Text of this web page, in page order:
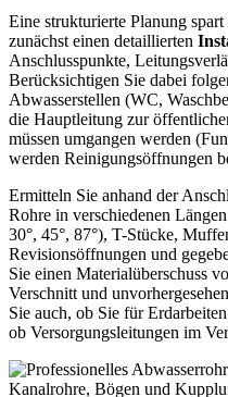
Eine strukturierte Planung
zunächst einen detaillierten
Anschlusspunkte,
Berücksichtigen Sie dabei
Abwasserstellen (WC,
die Hauptleitung zur
müssen umgangen werden
werden Reinigungsöffnungen
Ermitteln Sie anhand der
Rohre in verschiedenen
30°, 45°, 87°), T-Stücke,
Revisionsöffnungen und
Sie einen Materialüberschuss
Verschnitt und
Sie auch, ob Sie für
ob Versorgungsleitungen im